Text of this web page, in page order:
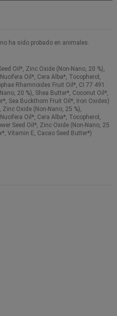
ha sido probado en animales.
Oil*, Zinc Oxide (Non-Nano, 20 %),
Oil*, Cera Alba*, Tocopherol,
Rhamnoides Fruit Oil*, CI 77 491.
20 %), Shea Butter*, Coconut Oil*,
Sea Buckthorn Fruit Oil*, Iron Oxides)
Oxide (Non-Nano, 25 %),
Oil*, Cera Alba*, Tocopherol,
Seed Oil*, Zinc Oxide (Non-Nano, 25
Vitamin E, Cacao Seed Butter*)